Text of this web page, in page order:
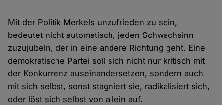
Mit der Politik Merkels unzufrieden zu sein,
bedeutet nicht automatisch, jeden Schwachsinn
zuzujubeln, der in eine andere Richtung geht. Eine
demokratische Partei soll sich nicht nur kritisch mit
der Konkurrenz auseinandersetzen, sondern auch
mit sich selbst, sonst stagniert sie, radikalisiert sich,
oder löst sich selbst von allein auf.